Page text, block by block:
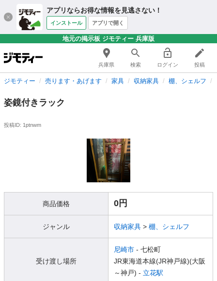
アプリならお得な情報を見逃さない！
インストール アプリで開く
地元の掲示板 ジモティー 兵庫版
兵庫県 検索 ログイン 投稿
ジモティー 売ります・あげます 家具 収納家具 棚、シェルフ
姿鏡付きラック
投稿ID: 1ptnwm
商品価格 0円
ジャンル 収納家具 > 棚、シェルフ
受け渡し場所
尼崎市 - 七松町
JR東海道本線(JR神戸線)(大阪
～神戸) - 立花駅